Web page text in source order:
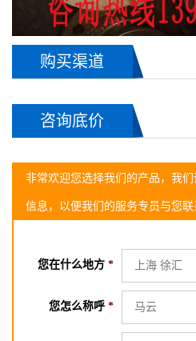
购买渠道
咨询底价
非常欢迎您选择我们的产品，我
信息，以便我们的服务专员与您联
您在什么地方 *
您怎么称呼 *